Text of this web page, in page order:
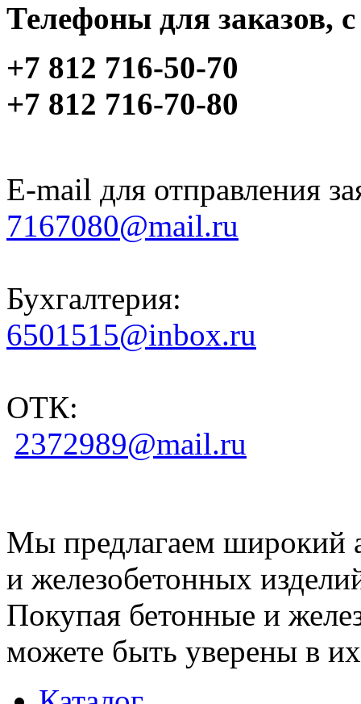
Телефоны для заказов,
+7 812 716-50-70
+7 812 716-70-80
E-mail для отправления
7167080@mail.ru
Бухгалтерия:
6501515@inbox.ru
ОТК:
2372989@mail.ru
Мы предлагаем широкий
и железобетонных
Покупая бетонные и
можете быть уверены в их